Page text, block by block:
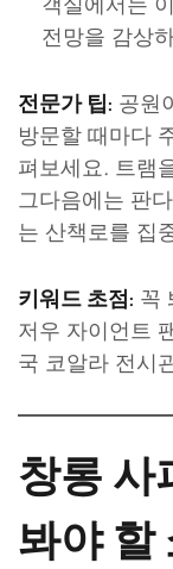
전망을 감상
전문가 팁: 공원
방문할 때마다
펴보세요. 트램
그다음에는 판
는 산책로를 집
키워드 초점: 꼭
저우 자이언트
국 코알라 전시
창롱 사
봐야 할